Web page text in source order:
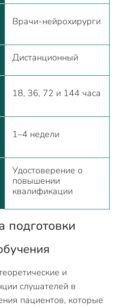
Врачи-нейрохирурги
Дистанционный
18, 36, 72 и 144 часа
1–4 недели
Удостоверение о
повышении
квалификации
подготовки
и
слушателей в
пациентов, которые